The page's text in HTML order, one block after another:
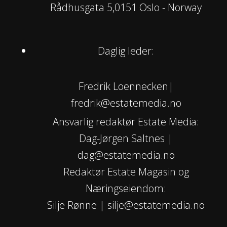
Rådhusgata 5,0151 Oslo - Norway
Daglig leder:
Fredrik Loennecken|
fredrik@estatemedia.no
Ansvarlig redaktør Estate Media:
Dag-Jørgen Saltnes |
dag@estatemedia.no
Redaktør Estate Magasin og
Næringseiendom:
Silje Rønne | silje@estatemedia.no